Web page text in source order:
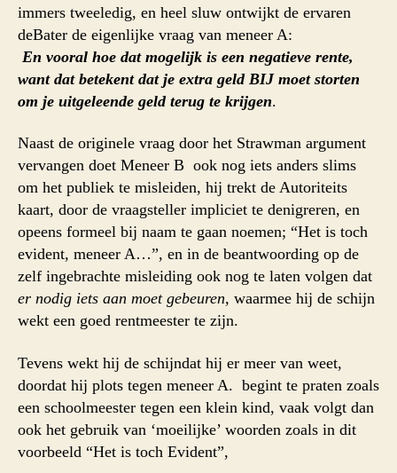
immers tweeledig, en heel sluw ontwijkt de ervaren
deBater de eigenlijke vraag van meneer A:
En vooral hoe dat mogelijk is een negatieve rente,
want dat betekent dat je extra geld BIJ moet storten
om je uitgeleende geld terug te krijgen.
Naast de originele vraag door het Strawman argument
vervangen doet Meneer B ook nog iets anders slims
om het publiek te misleiden, hij trekt de Autoriteits
kaart, door de vraagsteller impliciet te denigreren, en
opeens formeel bij naam te gaan noemen; “Het is toch
evident, meneer A…”, en in de beantwoording op de
zelf ingebrachte misleiding ook nog te laten volgen dat
er nodig iets aan moet gebeuren, waarmee hij de schijn
wekt een goed rentmeester te zijn.
Tevens wekt hij de schijndat hij er meer van weet,
doordat hij plots tegen meneer A. begint te praten zoals
een schoolmeester tegen een klein kind, vaak volgt dan
ook het gebruik van ‘moeilijke’ woorden zoals in dit
voorbeeld “Het is toch Evident”,